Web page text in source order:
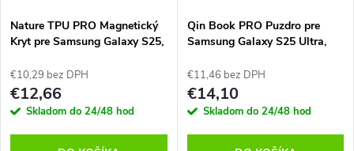
Nature TPU PRO Magnetický
Kryt pre Samsung Galaxy S25,
€10,29 bez DPH
€12,66
Skladom do 24/48 hod
Qin Book PRO Puzdro pre
Samsung Galaxy S25 Ultra,
€11,46 bez DPH
€14,10
Skladom do 24/48 hod